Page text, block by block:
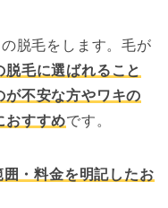
の脱毛をします。毛が
脱毛に選ばれること
が不安な方やワキの
おすすめです。
囲・料金を明記したお